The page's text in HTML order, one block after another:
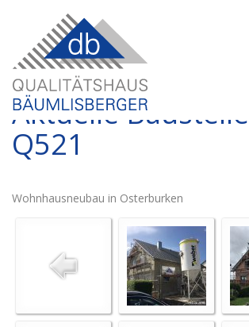
Aktuelle
Q521
Wohnhausneubau in Osterburken